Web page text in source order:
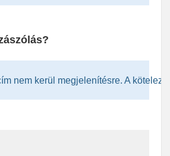
nem kerül megjelenítésre. A